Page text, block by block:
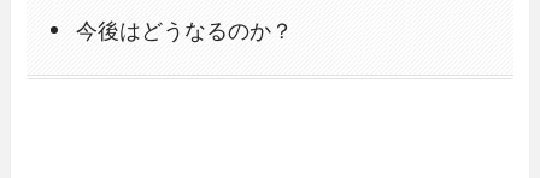
今後はどうなるのか？